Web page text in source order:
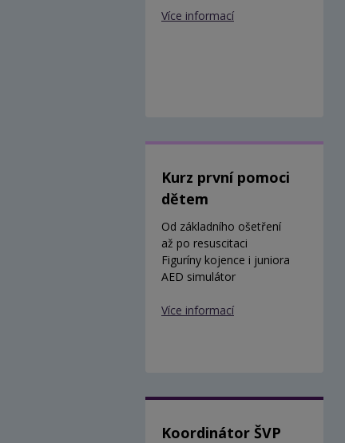
Více informací
Kurz první pomoci
dětem
Od základního ošetření
až po resuscitaci
Figuríny kojence i juniora
AED simulátor
Více informací
Koordinátor ŠVP